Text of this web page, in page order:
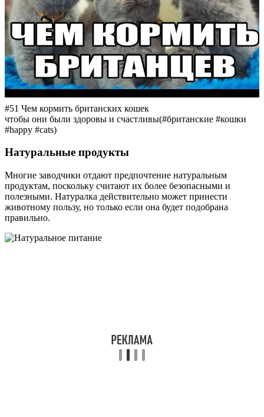
#51 Чем кормить британских кошек
чтобы они были здоровы и счастливы(#британские #кошки
#happy #cats)
Натуральные продукты
Многие заводчики отдают предпочтение натуральным
продуктам, поскольку считают их более безопасными и
полезными. Натуралка действительно может принести
животному пользу, но только если она будет подобрана
правильно.